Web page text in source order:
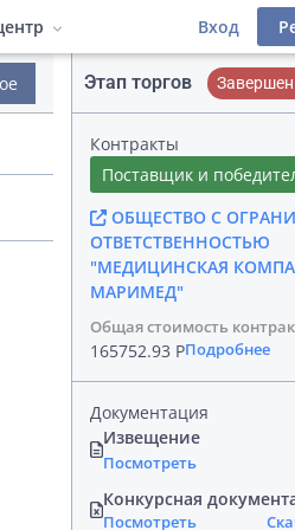
Лицензионный договор
Инструкции
Вход
Этап торгов
Контракты
Поставщик и
ОБЩЕСТВО С
ОТВЕТСТВЕННОСТЬЮ
"МЕДИЦИНСКАЯ
МАРИМЕД"
Общая стоимость
165752.93 РПодробнее
Документация
Извещение
Посмотреть
Конкурсная
Посмотреть